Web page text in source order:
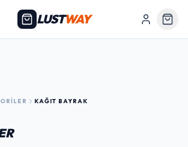
LUSTWAY
KAĞIT BAYRAK